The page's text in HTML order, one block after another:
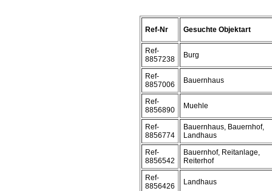
Ref-Nr Gesuchte Objektart
Ref-
8857238
Burg
Ref-
8857006
Bauernhaus
Ref-
8856890
Muehle
Ref-
8856774
Bauernhaus, Bauernhof,
Landhaus
Ref-
8856542
Bauernhof, Reitanlage,
Reiterhof
Ref-
8856426
Landhaus